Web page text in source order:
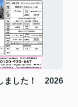
ました！ 2026